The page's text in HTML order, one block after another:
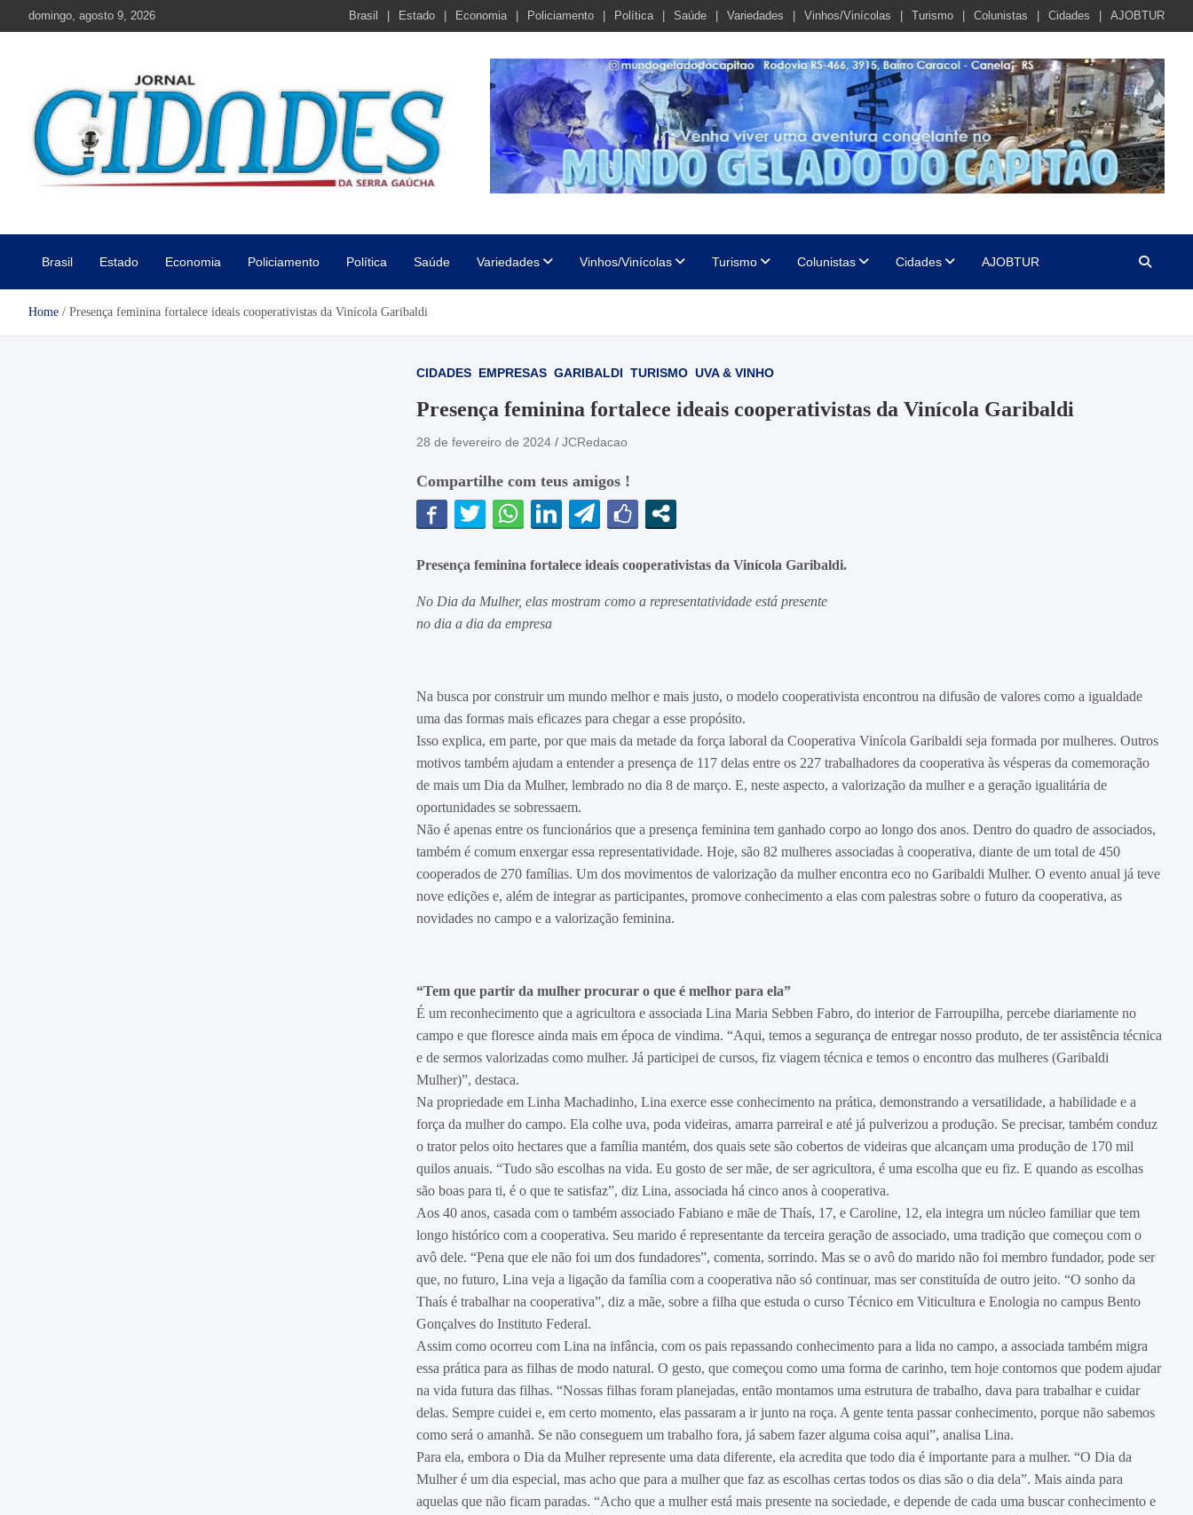
domingo, agosto 9, 2026 Brasil Estado Economia Policiamento Política Saúde Variedades Vinhos/Vinícolas Turismo Colunistas Cidades AJOBTUR
Brasil Estado Economia Policiamento Política Saúde Variedades Vinhos/Vinícolas Turismo Colunistas Cidades AJOBTUR
Home Presença feminina fortalece ideais cooperativistas da Vinícola Garibaldi
CIDADES EMPRESAS GARIBALDI TURISMO UVA & VINHO
Presença feminina fortalece ideais cooperativistas da Vinícola Garibaldi
28 de fevereiro de 2024 JCRedacao
Compartilhe com teus amigos !
Presença feminina fortalece ideais cooperativistas da Vinícola Garibaldi.
No Dia da Mulher, elas mostram como a representatividade está presente
no dia a dia da empresa
Na busca por construir um mundo melhor e mais justo, o modelo cooperativista encontrou na difusão de valores como a igualdade
uma das formas mais eficazes para chegar a esse propósito.
Isso explica, em parte, por que mais da metade da força laboral da Cooperativa Vinícola Garibaldi seja formada por mulheres. Outros
motivos também ajudam a entender a presença de 117 delas entre os 227 trabalhadores da cooperativa às vésperas da comemoração
de mais um Dia da Mulher, lembrado no dia 8 de março. E, neste aspecto, a valorização da mulher e a geração igualitária de
oportunidades se sobressaem.
Não é apenas entre os funcionários que a presença feminina tem ganhado corpo ao longo dos anos. Dentro do quadro de associados,
também é comum enxergar essa representatividade. Hoje, são 82 mulheres associadas à cooperativa, diante de um total de 450
cooperados de 270 famílias. Um dos movimentos de valorização da mulher encontra eco no Garibaldi Mulher. O evento anual já teve
nove edições e, além de integrar as participantes, promove conhecimento a elas com palestras sobre o futuro da cooperativa, as
novidades no campo e a valorização feminina.
“Tem que partir da mulher procurar o que é melhor para ela”
É um reconhecimento que a agricultora e associada Lina Maria Sebben Fabro, do interior de Farroupilha, percebe diariamente no
campo e que floresce ainda mais em época de vindima. “Aqui, temos a segurança de entregar nosso produto, de ter assistência técnica
e de sermos valorizadas como mulher. Já participei de cursos, fiz viagem técnica e temos o encontro das mulheres (Garibaldi
Mulher)”, destaca.
Na propriedade em Linha Machadinho, Lina exerce esse conhecimento na prática, demonstrando a versatilidade, a habilidade e a
força da mulher do campo. Ela colhe uva, poda videiras, amarra parreiral e até já pulverizou a produção. Se precisar, também conduz
o trator pelos oito hectares que a família mantém, dos quais sete são cobertos de videiras que alcançam uma produção de 170 mil
quilos anuais. “Tudo são escolhas na vida. Eu gosto de ser mãe, de ser agricultora, é uma escolha que eu fiz. E quando as escolhas
são boas para ti, é o que te satisfaz”, diz Lina, associada há cinco anos à cooperativa.
Aos 40 anos, casada com o também associado Fabiano e mãe de Thaís, 17, e Caroline, 12, ela integra um núcleo familiar que tem
longo histórico com a cooperativa. Seu marido é representante da terceira geração de associado, uma tradição que começou com o
avô dele. “Pena que ele não foi um dos fundadores”, comenta, sorrindo. Mas se o avô do marido não foi membro fundador, pode ser
que, no futuro, Lina veja a ligação da família com a cooperativa não só continuar, mas ser constituída de outro jeito. “O sonho da
Thaís é trabalhar na cooperativa”, diz a mãe, sobre a filha que estuda o curso Técnico em Viticultura e Enologia no campus Bento
Gonçalves do Instituto Federal.
Assim como ocorreu com Lina na infância, com os pais repassando conhecimento para a lida no campo, a associada também migra
essa prática para as filhas de modo natural. O gesto, que começou como uma forma de carinho, tem hoje contornos que podem ajudar
na vida futura das filhas. “Nossas filhas foram planejadas, então montamos uma estrutura de trabalho, dava para trabalhar e cuidar
delas. Sempre cuidei e, em certo momento, elas passaram a ir junto na roça. A gente tenta passar conhecimento, porque não sabemos
como será o amanhã. Se não conseguem um trabalho fora, já sabem fazer alguma coisa aqui”, analisa Lina.
Para ela, embora o Dia da Mulher represente uma data diferente, ela acredita que todo dia é importante para a mulher. “O Dia da
Mulher é um dia especial, mas acho que para a mulher que faz as escolhas certas todos os dias são o dia dela”. Mais ainda para
aquelas que não ficam paradas. “Acho que a mulher está mais presente na sociedade, e depende de cada uma buscar conhecimento e